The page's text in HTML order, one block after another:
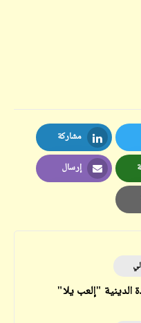
مشاركة
LinkedIn
إرسال
Email
الدينية "إلعب يلا"